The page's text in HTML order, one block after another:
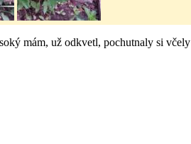
mám, už odkvetl, pochutnaly si včely